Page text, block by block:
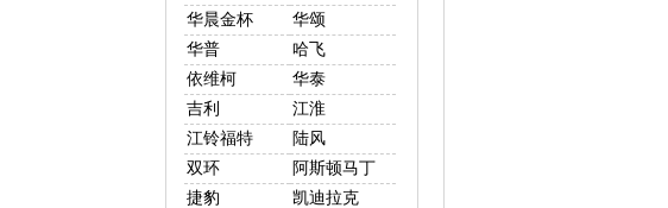
华晨金杯
华颂
华普
哈飞
依维柯
华泰
吉利
江淮
江铃福特
陆风
双环
阿斯顿马丁
捷豹
凯迪拉克